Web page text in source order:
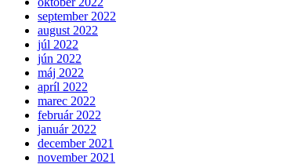
september 2022
august 2022
júl 2022
jún 2022
máj 2022
apríl 2022
marec 2022
február 2022
január 2022
december 2021
november 2021